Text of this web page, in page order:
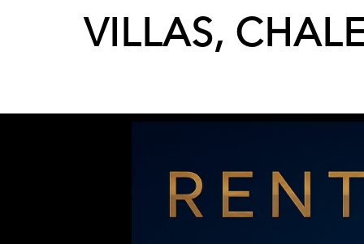
VILLAS,